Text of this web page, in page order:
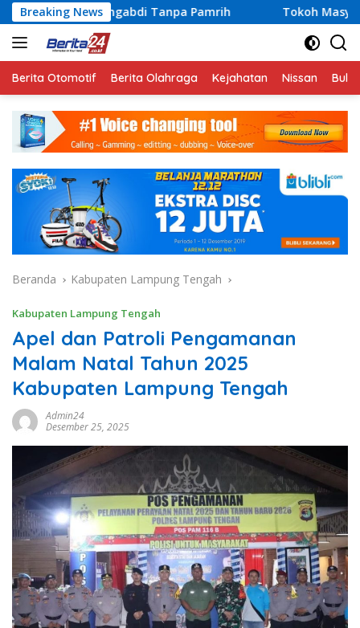
Langsung
ke
konten
Breaking News
Tanpa Pamrih Tokoh Masyarakat Lampung
Berita Otomotif Berita Olahraga Kejahatan Nissan
Beranda Kabupaten Lampung Tengah
Kabupaten Lampung Tengah
Apel dan Patroli Pengamanan
Malam Natal Tahun 2025
Kabupaten Lampung Tengah
Admin24
Desember 25, 2025